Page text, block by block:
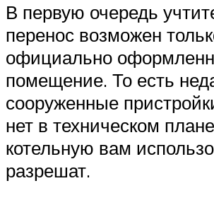
В первую очередь
перенос возможен
официально
помещение. То есть
сооруженные
нет в техническом
котельную вам
разрешат.